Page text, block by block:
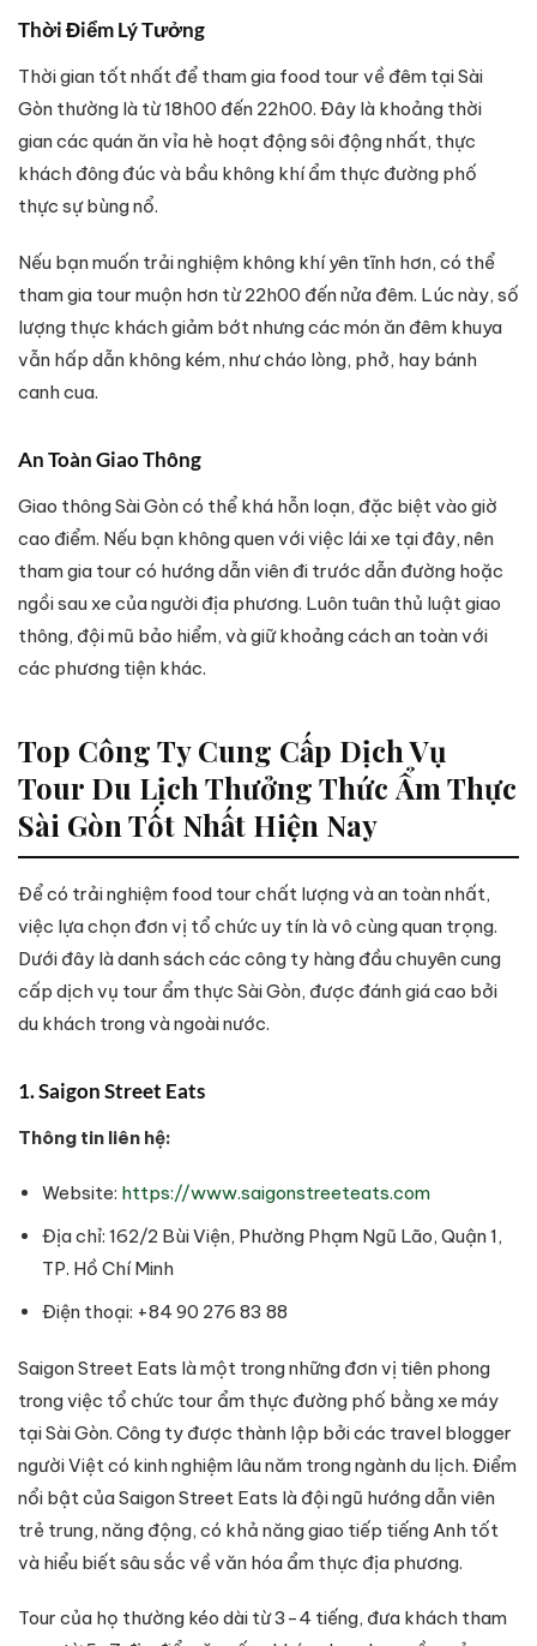
Thời Điểm Lý Tưởng
Thời gian tốt nhất để tham gia food tour về đêm tại Sài
Gòn thường là từ 18h00 đến 22h00. Đây là khoảng thời
gian các quán ăn vỉa hè hoạt động sôi động nhất, thực
khách đông đúc và bầu không khí ẩm thực đường phố
thực sự bùng nổ.
Nếu bạn muốn trải nghiệm không khí yên tĩnh hơn, có thể
tham gia tour muộn hơn từ 22h00 đến nửa đêm. Lúc này, số
lượng thực khách giảm bớt nhưng các món ăn đêm khuya
vẫn hấp dẫn không kém, như cháo lòng, phở, hay bánh
canh cua.
An Toàn Giao Thông
Giao thông Sài Gòn có thể khá hỗn loạn, đặc biệt vào giờ
cao điểm. Nếu bạn không quen với việc lái xe tại đây, nên
tham gia tour có hướng dẫn viên đi trước dẫn đường hoặc
ngồi sau xe của người địa phương. Luôn tuân thủ luật giao
thông, đội mũ bảo hiểm, và giữ khoảng cách an toàn với
các phương tiện khác.
Top Công Ty Cung Cấp Dịch Vụ
Tour Du Lịch Thưởng Thức Ẩm Thực
Sài Gòn Tốt Nhất Hiện Nay
Để có trải nghiệm food tour chất lượng và an toàn nhất,
việc lựa chọn đơn vị tổ chức uy tín là vô cùng quan trọng.
Dưới đây là danh sách các công ty hàng đầu chuyên cung
cấp dịch vụ tour ẩm thực Sài Gòn, được đánh giá cao bởi
du khách trong và ngoài nước.
1. Saigon Street Eats
Thông tin liên hệ:
Website: https://www.saigonstreeteats.com
Địa chỉ: 162/2 Bùi Viện, Phường Phạm Ngũ Lão, Quận 1,
TP. Hồ Chí Minh
Điện thoại: +84 90 276 83 88
Saigon Street Eats là một trong những đơn vị tiên phong
trong việc tổ chức tour ẩm thực đường phố bằng xe máy
tại Sài Gòn. Công ty được thành lập bởi các travel blogger
người Việt có kinh nghiệm lâu năm trong ngành du lịch. Điểm
nổi bật của Saigon Street Eats là đội ngũ hướng dẫn viên
trẻ trung, năng động, có khả năng giao tiếp tiếng Anh tốt
và hiểu biết sâu sắc về văn hóa ẩm thực địa phương.
Tour của họ thường kéo dài từ 3-4 tiếng, đưa khách tham